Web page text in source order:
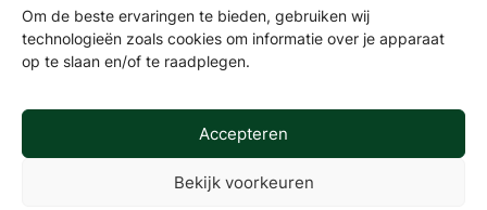
Om de beste ervaringen te bieden, gebruiken wij
technologieën zoals cookies om informatie over je apparaat
op te slaan en/of te raadplegen.
Accepteren
Bekijk voorkeuren
MilieuPrestatie Gebouwen
NTA 8800 en energielabels